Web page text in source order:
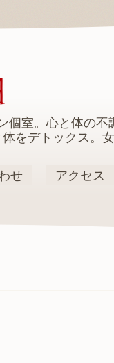
室。心と体の
をデトックス。女
せ アクセス